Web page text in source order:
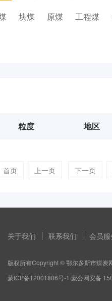
块煤 原煤 工程煤
粒度 地区
首页 上一页 下一页
关于我们 联系我们 会员服
版权所有Copyright © 鄂尔多斯市煤炭
蒙ICP备12001806号-1 蒙公网安备